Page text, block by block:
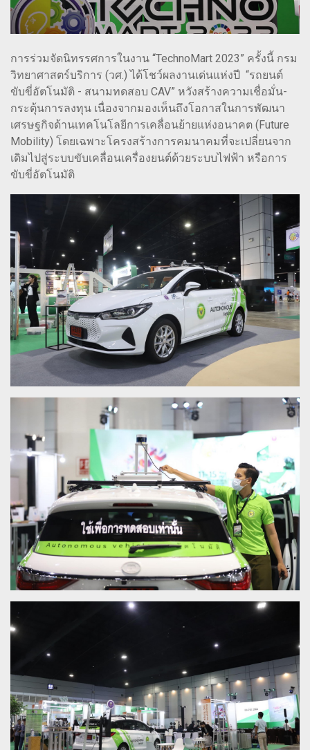
การร่วมจัดนิทรรศการในงาน “TechnoMart 2023” ครั้งนี้ กรม
วิทยาศาสตร์บริการ (วศ.) ได้โชว์ผลงานเด่นแห่งปี “รถยนต์
ขับขี่อัตโนมัติ - สนามทดสอบ CAV” หวังสร้างความเชื่อมั่น-
กระตุ้นการลงทุน เนื่องจากมองเห็นถึงโอกาสในการพัฒนา
เศรษฐกิจด้านเทคโนโลยีการเคลื่อนย้ายแห่งอนาคต (Future
Mobility) โดยเฉพาะโครงสร้างการคมนาคมที่จะเปลี่ยนจาก
เดิมไปสู่ระบบขับเคลื่อนเครื่องยนต์ด้วยระบบไฟฟ้า หรือการ
ขับขี่อัตโนมัติ